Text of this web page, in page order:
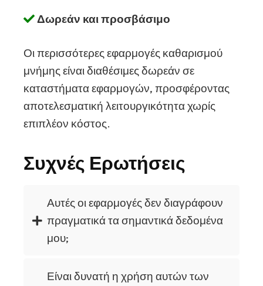
Δωρεάν και προσβάσιμο
Οι περισσότερες εφαρμογές καθαρισμού
μνήμης είναι διαθέσιμες δωρεάν σε
καταστήματα εφαρμογών, προσφέροντας
αποτελεσματική λειτουργικότητα χωρίς
επιπλέον κόστος.
Συχνές Ερωτήσεις
Αυτές οι εφαρμογές δεν διαγράφουν
πραγματικά τα σημαντικά δεδομένα
μου;
Είναι δυνατή η χρήση αυτών των